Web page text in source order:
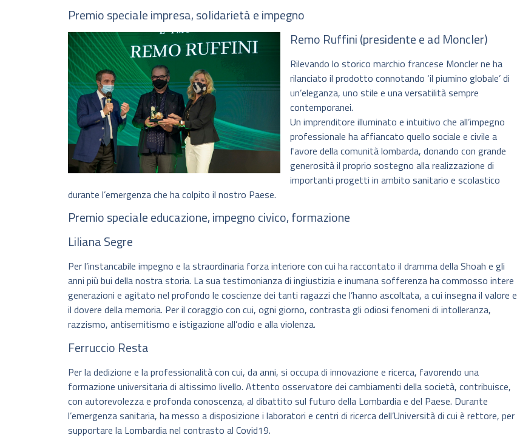
Premio speciale impresa, solidarietà e impegno
Remo Ruffini (presidente e ad Moncler)
Rilevando lo storico marchio francese Moncler ne ha
rilanciato il prodotto connotando ‘il piumino globale’ di
un’eleganza, uno stile e una versatilità sempre
contemporanei.
Un imprenditore illuminato e intuitivo che all’impegno
professionale ha affiancato quello sociale e civile a
favore della comunità lombarda, donando con grande
generosità il proprio sostegno alla realizzazione di
importanti progetti in ambito sanitario e scolastico
durante l’emergenza che ha colpito il nostro Paese.
Premio speciale educazione, impegno civico, formazione
Liliana Segre
Per l’instancabile impegno e la straordinaria forza interiore con cui ha raccontato il dramma della Shoah e gli
anni più bui della nostra storia. La sua testimonianza di ingiustizia e inumana sofferenza ha commosso intere
generazioni e agitato nel profondo le coscienze dei tanti ragazzi che l’hanno ascoltata, a cui insegna il valore e
il dovere della memoria. Per il coraggio con cui, ogni giorno, contrasta gli odiosi fenomeni di intolleranza,
razzismo, antisemitismo e istigazione all’odio e alla violenza.
Ferruccio Resta
Per la dedizione e la professionalità con cui, da anni, si occupa di innovazione e ricerca, favorendo una
formazione universitaria di altissimo livello. Attento osservatore dei cambiamenti della società, contribuisce,
con autorevolezza e profonda conoscenza, al dibattito sul futuro della Lombardia e del Paese. Durante
l’emergenza sanitaria, ha messo a disposizione i laboratori e centri di ricerca dell’Università di cui è rettore, per
supportare la Lombardia nel contrasto al Covid19.